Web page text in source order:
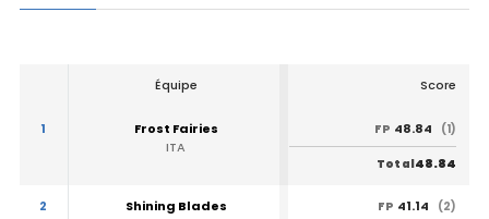
Équipe Score
1
Frost Fairies
ITA
FP 48.84 (1)
Total48.84
2
Shining Blades
FP 41.14 (2)